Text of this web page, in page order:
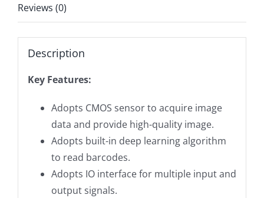
Reviews (0)
Description
Key Features:
Adopts CMOS sensor to acquire image
data and provide high-quality image.
Adopts built-in deep learning algorithm
to read barcodes.
Adopts IO interface for multiple input and
output signals.